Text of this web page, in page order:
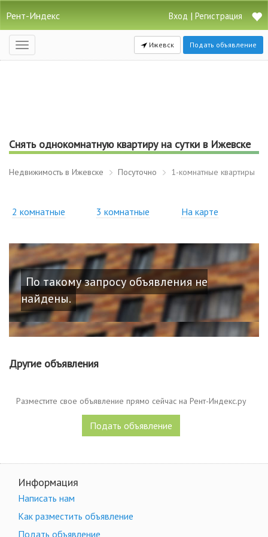
Рент-Индекс Вход | Регистрация
Открыть
навигацию
Ижевск Подать объявление
Снять однокомнатную квартиру на сутки в Ижевске
Недвижимость в Ижевске Посуточно 1-комнатные квартиры
2 комнатные 3 комнатные На карте
По такому запросу объявления не
найдены.
Другие объявления
Разместите свое объявление прямо сейчас на Рент-Индекс.ру
Подать объявление
Информация
Написать нам
Как разместить объявление
Подать объявление